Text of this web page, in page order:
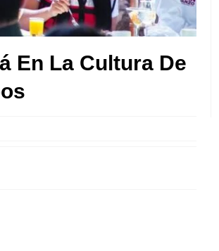
En La Cultura De